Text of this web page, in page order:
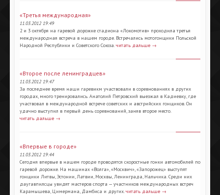
«Третья международная»
11.03.2012 19:49
2 и 3 октября на гаревой дорожке стадиона «Локомотив» проходила третья
международная встреча в нашем городе. Встречались мотогонщики Польской
Народной Республики и Советского Союза.читать дальше →
«Второе после ленинградцев»
11.03.2012 19:47
За последнее время наши гаревикм участвовали в соревнованиях в других
городах, много тренировались. Анатолий Петровский выезжал в Кадиевку, где
участвовал в международной встрече советских и австрийских гонщиков. Он
удачно выступил в первый день соревнований, заняв второе место.
читать дальше →
«Впервые в городе»
11.03.2012 19:44
Сегодня впервые в нашем городе проводятся скоростные гонки автомобилей по
гаревой дорожке. На машинах «Волга», «Москвич», «Запорожец» выступят
гонщики Литвы, Эстонии, Латвии, Москвы, Ленинграда, Нальчика. Среди них
даугавпилсцы увидят мастеров спорта — участников международных встреч
Карамышева, Цимермана, Дамбиса и других.читать дальше →